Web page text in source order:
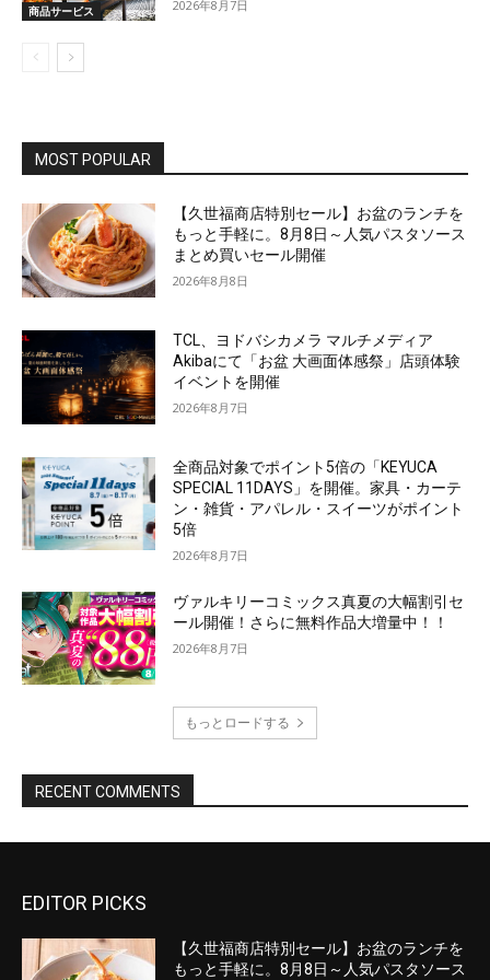
EDITOR PICKS
【久世福商店特別セール】お盆のランチを
もっと手軽に。8月8日～人気パスタソース